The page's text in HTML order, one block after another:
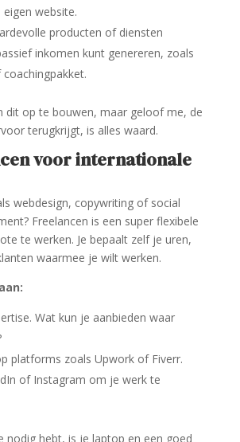
website.
producten of diensten
inkomen kunt genereren, zoals
dit op te bouwen, maar geloof me, de
terugkrijgt, is alles waard.
voor internationale
webdesign, copywriting of social
Freelancen is een super flexibele
te werken. Je bepaalt zelf je uren,
waarmee je wilt werken.
Wat kun je aanbieden waar
platforms zoals Upwork of Fiverr.
of Instagram om je werk te
nodig hebt, is je laptop en een goed